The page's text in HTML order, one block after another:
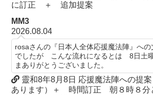
に訂正 ＋ 追加提案
MM3
2026.08.04
rosaさんの『日本人全体応援魔法陣』への
でしたが こんな流れになるとは 8日土
まありがとうございました。
靈和8年8月8日 応援魔法陣への提
あります）＋ 時間訂正 朝８時８分